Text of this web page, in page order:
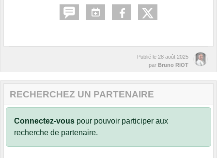
Publié le 28 août 2025
par Bruno RIOT
RECHERCHEZ UN PARTENAIRE
Connectez-vous pour pouvoir participer aux
recherche de partenaire.